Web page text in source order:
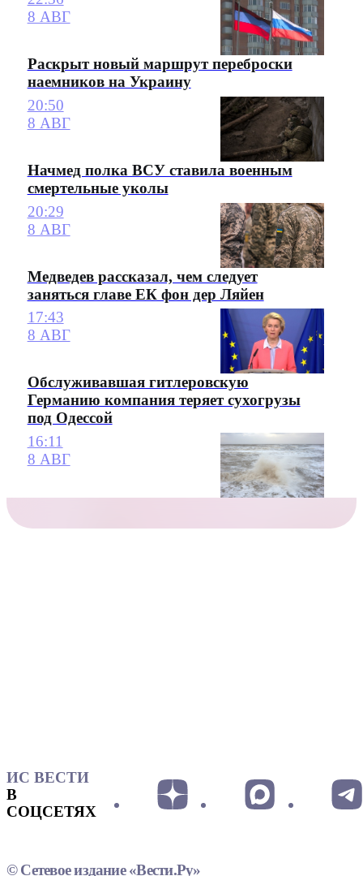
8 АВГ
Раскрыт новый маршрут переброски
наемников на Украину
20:50
8 АВГ
Начмед полка ВСУ ставила военным
смертельные уколы
20:29
8 АВГ
Медведев рассказал, чем следует
заняться главе ЕК фон дер Ляйен
17:43
8 АВГ
Обслуживавшая гитлеровскую
Германию компания теряет сухогрузы
под Одессой
16:11
8 АВГ
ИС ВЕСТИ
В
СОЦСЕТЯХ
© Сетевое издание «Вести.Ру»